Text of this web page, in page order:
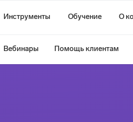
Инструменты Обучение О
Вебинары Помощь клиентам